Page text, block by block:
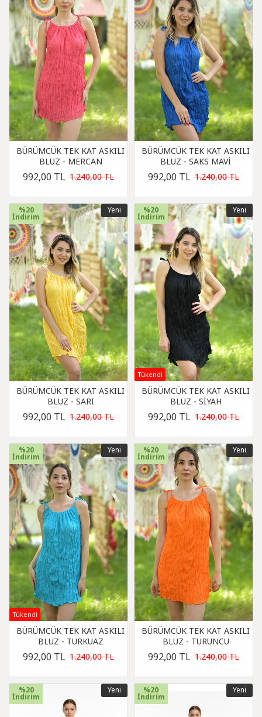
BÜRÜMCÜK TEK KAT ASKILI
BLUZ - MERCAN
992,00 TL 1.240,00 TL
BÜRÜMCÜK TEK KAT ASKILI
BLUZ - SAKS MAVİ
992,00 TL 1.240,00 TL
Yeni
%20
İndirim
BÜRÜMCÜK TEK KAT ASKILI
BLUZ - SARI
992,00 TL 1.240,00 TL
Yeni
%20
İndirim
Tükendi
BÜRÜMCÜK TEK KAT ASKILI
BLUZ - SİYAH
992,00 TL 1.240,00 TL
Yeni
%20
İndirim
Tükendi
BÜRÜMCÜK TEK KAT ASKILI
BLUZ - TURKUAZ
992,00 TL 1.240,00 TL
Yeni
%20
İndirim
BÜRÜMCÜK TEK KAT ASKILI
BLUZ - TURUNCU
992,00 TL 1.240,00 TL
Yeni
%20
İndirim
Yeni
%20
İndirim